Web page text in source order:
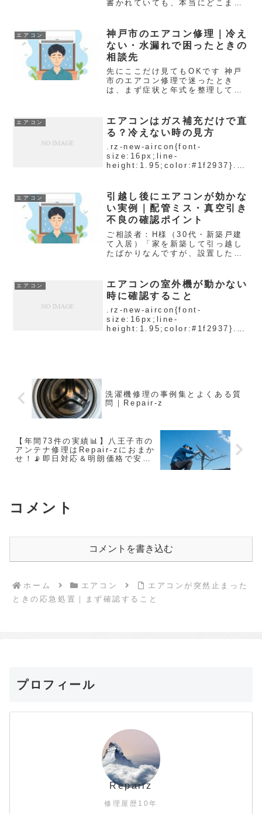
書かれていても、本当にどこまで
料金、部品代の扱いが分かりにく
いと、依頼後の認識違いにつなが
ります。 先にここだけ見ても
OK...
エアコン
神戸市のエアコン修理｜冷え
ない・水漏れで困ったときの
相談先
先にここだけ見てもOKです 神戸
市のエアコン修理で迷ったとき
は、まず症状と年式を整理してお
わせて確認しておくと安心です。
エアコン修理の原因・費用・判断
基準をまとめて見る Repa...
エアコン
エアコンはガス補充だけで直
る？冷えない時の見方
.rz-new-aircon{font-
size:16px;line-
height:1.95;color:#1f2937}.rz
.8em;padd...
エアコン
引越し後にエアコンが効かな
い実例｜配管ミス・真空引き
不良の確認ポイント
ご相談者：H様（30代・新築戸建
て入居）「家を新築して引っ越し
たばかりなんですが、設置したば
たら、むしろ暑い風が出るみたい
で…。工事してくれた業者さんに
聞いてもよく分からなくて困っ
て...
エアコン
エアコンの室外機が動かない
時に確認すること
.rz-new-aircon{font-
size:16px;line-
height:1.95;color:#1f2937}.rz
洗濯機修理の事例集とよくある質
問｜Repair-z
【年間73件の実績📊】八王子市の
アンテナ修理はRepair-zにおまか
せ！📡即日対応＆明朗価格で安心
コメント
コメントを書き込む
ホーム エアコン
エアコンが突然止まった
ときの応急処置｜まず確認すること
プロフィール
修理屋歴10年
Repairz